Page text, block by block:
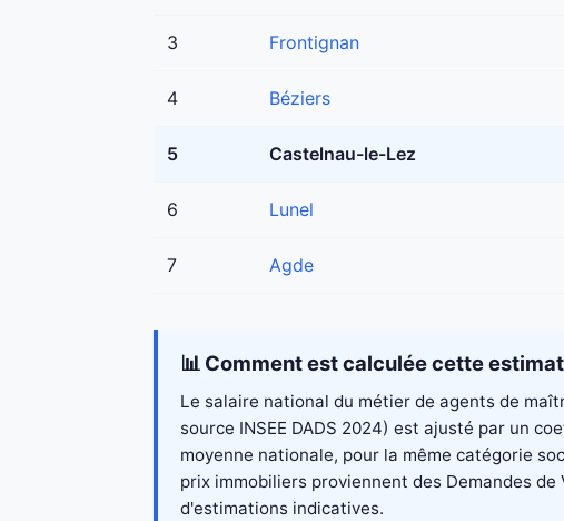
3 Frontignan
4 Béziers
5 Castelnau-le-Lez
6 Lunel
7 Agde
📊 Comment est calculée cette
Le salaire national du métier de agents de
source INSEE DADS 2024) est ajusté par un
moyenne nationale, pour la même catégorie
prix immobiliers proviennent des Demandes
d'estimations indicatives.